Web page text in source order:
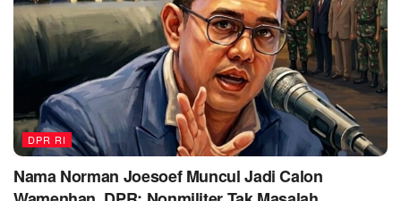
DPR RI
Nama Norman Joesoef Muncul Jadi Calon